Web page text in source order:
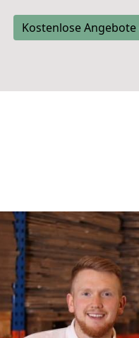
Kostenlose